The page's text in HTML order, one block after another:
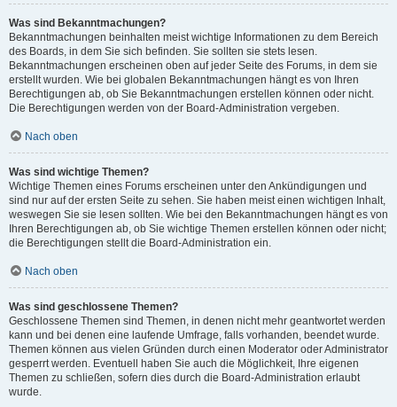
Was sind Bekanntmachungen?
Bekanntmachungen beinhalten meist wichtige Informationen zu dem Bereich
des Boards, in dem Sie sich befinden. Sie sollten sie stets lesen.
Bekanntmachungen erscheinen oben auf jeder Seite des Forums, in dem sie
erstellt wurden. Wie bei globalen Bekanntmachungen hängt es von Ihren
Berechtigungen ab, ob Sie Bekanntmachungen erstellen können oder nicht.
Die Berechtigungen werden von der Board-Administration vergeben.
Nach oben
Was sind wichtige Themen?
Wichtige Themen eines Forums erscheinen unter den Ankündigungen und
sind nur auf der ersten Seite zu sehen. Sie haben meist einen wichtigen Inhalt,
weswegen Sie sie lesen sollten. Wie bei den Bekanntmachungen hängt es von
Ihren Berechtigungen ab, ob Sie wichtige Themen erstellen können oder nicht;
die Berechtigungen stellt die Board-Administration ein.
Nach oben
Was sind geschlossene Themen?
Geschlossene Themen sind Themen, in denen nicht mehr geantwortet werden
kann und bei denen eine laufende Umfrage, falls vorhanden, beendet wurde.
Themen können aus vielen Gründen durch einen Moderator oder Administrator
gesperrt werden. Eventuell haben Sie auch die Möglichkeit, Ihre eigenen
Themen zu schließen, sofern dies durch die Board-Administration erlaubt
wurde.